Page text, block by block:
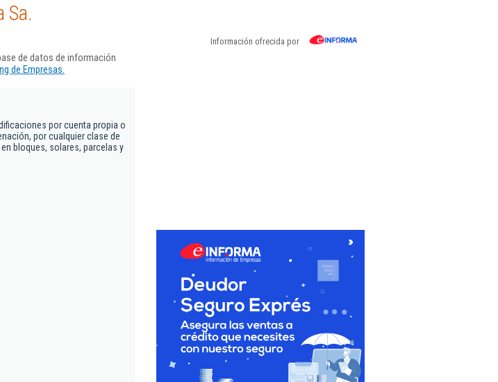
Sa.
Información ofrecida por
de datos de información
de Empresas.
por cuenta propia o
por cualquier clase de
bloques, solares, parcelas y